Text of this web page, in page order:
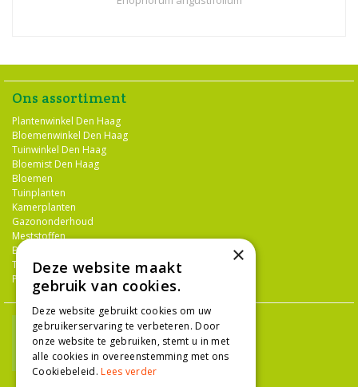
Ons assortiment
Plantenwinkel Den Haag
Bloemenwinkel Den Haag
Tuinwinkel Den Haag
Bloemist Den Haag
Bloemen
Tuinplanten
Kamerplanten
Gazononderhoud
Meststoffen
Bestrijdingsmiddelen
Tuingereedschap
Potterie
×
Deze website maakt
gebruik van cookies.
Deze website gebruikt cookies om uw
gebruikerservaring te verbeteren. Door
onze website te gebruiken, stemt u in met
alle cookies in overeenstemming met ons
Cookiebeleid.Lees verder